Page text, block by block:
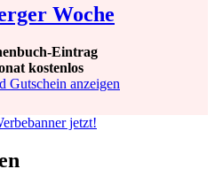
Woche
Eintrag
kostenlos
Gutschein anzeigen
jetzt!